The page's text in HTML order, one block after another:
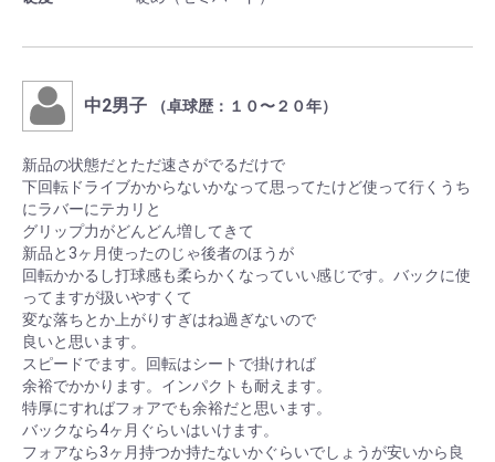
中2男子 （卓球歴：１０〜２０年）
新品の状態だとただ速さがでるだけで
下回転ドライブかからないかなって思ってたけど使って行くうち
にラバーにテカリと
グリップ力がどんどん増してきて
新品と3ヶ月使ったのじゃ後者のほうが
回転かかるし打球感も柔らかくなっていい感じです。バックに使
ってますが扱いやすくて
変な落ちとか上がりすぎはね過ぎないので
良いと思います。
スピードでます。回転はシートで掛ければ
余裕でかかります。インパクトも耐えます。
特厚にすればフォアでも余裕だと思います。
バックなら4ヶ月ぐらいはいけます。
フォアなら3ヶ月持つか持たないかぐらいでしょうが安いから良